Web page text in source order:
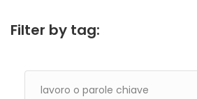
Filter by tag: